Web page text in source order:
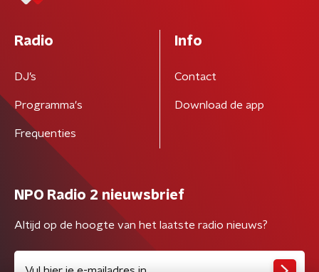
Radio
DJ’s
Programma's
Frequenties
Info
Contact
Download de app
NPO Radio 2 nieuwsbrief
Altijd op de hoogte van het laatste radio nieuws?